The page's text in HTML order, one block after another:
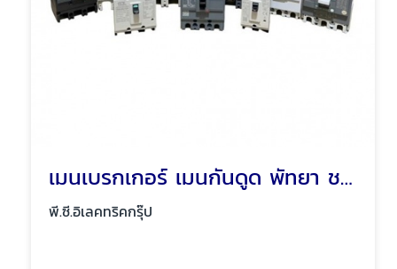
เมนเบรกเกอร์ เมนกันดูด พัทยา ชลบุรี
พี.ซี.อิเลคทริคกรุ๊ป